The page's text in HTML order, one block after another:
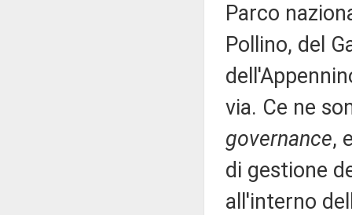
Parco
Pollino, del
via. Ce ne
governance,
di gestione
all'interno